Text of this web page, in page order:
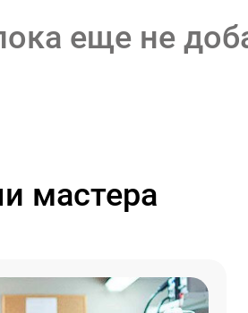
еще не
мастера